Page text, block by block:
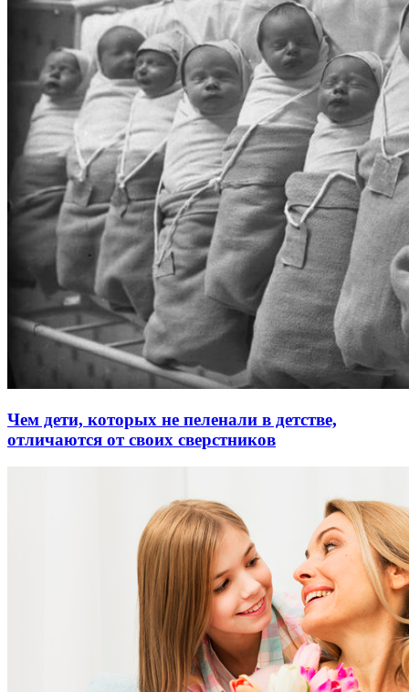
Чем дети, которых не пеленали в детстве,
отличаются от своих сверстников